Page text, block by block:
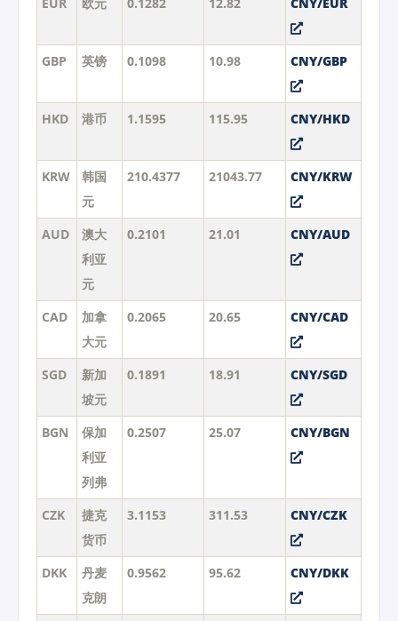
GBP 英镑 0.1098 10.98 CNY/GBP
HKD 港币 1.1595 115.95 CNY/HKD
KRW
韩国
元
210.4377 21043.77 CNY/KRW
AUD
澳大
利亚
元
0.2101 21.01 CNY/AUD
CAD
加拿
大元
0.2065 20.65 CNY/CAD
SGD
新加
坡元
0.1891 18.91 CNY/SGD
BGN
保加
利亚
列弗
0.2507 25.07 CNY/BGN
CZK
捷克
货币
3.1153 311.53 CNY/CZK
DKK
丹麦
克朗
0.9562 95.62 CNY/DKK